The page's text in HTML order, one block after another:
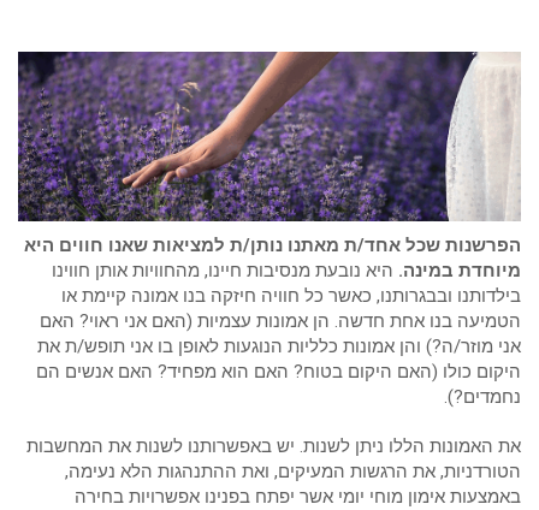
הפרשנות שכל אחד/ת מאתנו נותן/ת למציאות שאנו חווים היא
מיוחדת במינה.היא נובעת מנסיבות חיינו, מהחוויות אותן חווינו
בילדותנו ובבגרותנו, כאשר כל חוויה חיזקה בנו אמונה קיימת או
הטמיעה בנו אחת חדשה. הן אמונות עצמיות (האם אני ראוי? האם
אני מוזר/ה?) והן אמונות כלליות הנוגעות לאופן בו אני תופש/ת את
היקום כולו (האם היקום בטוח? האם הוא מפחיד? האם אנשים הם
נחמדים?).
את האמונות הללו ניתן לשנות. יש באפשרותנו לשנות את המחשבות
הטורדניות, את הרגשות המעיקים, ואת ההתנהגות הלא נעימה,
באמצעות אימון מוחי יומי אשר יפתח בפנינו אפשרויות בחירה